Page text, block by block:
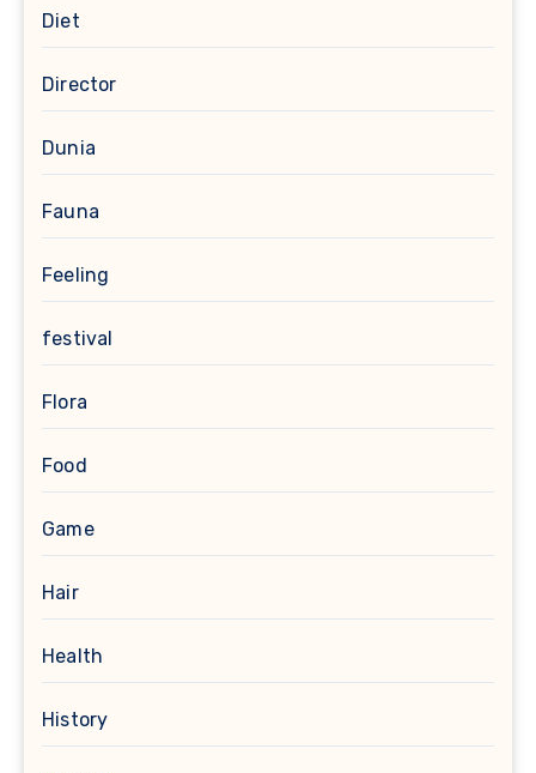
Diet
Director
Dunia
Fauna
Feeling
festival
Flora
Food
Game
Hair
Health
History